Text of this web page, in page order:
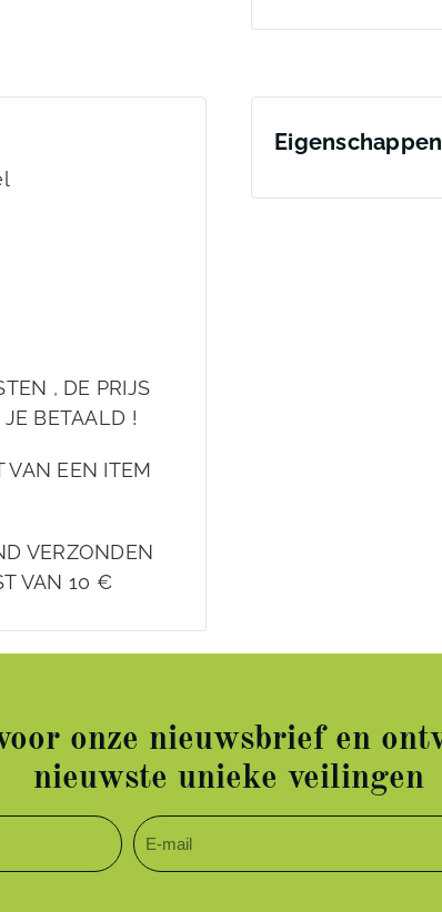
, DE PRIJS
BETAALD !
VAN EEN ITEM
VERZONDEN
VAN 10 €
Eigenschappen
onze nieuwsbrief en
nieuwste unieke veilingen